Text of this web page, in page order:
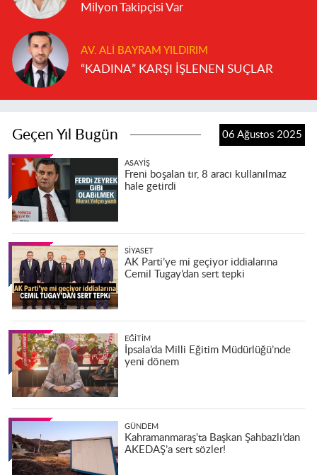
Milyon Takipçisi Var
AV. ALI BAYRAM YILDIRIM
“KADINA” KARŞI İŞLENEN SUÇLAR
Geçen Yıl Bugün 06 Ağustos 2025
ASAYIŞ
Freni boşalan tır, 8 aracı kullanılmaz
hale getirdi
SIYASET
AK Parti’ye mi geçiyor iddialarına
Cemil Tugay’dan sert tepki
EĞITIM
İpsala’da Milli Eğitim Müdürlüğü’nde
yeni dönem
GÜNDEM
Kahramanmaraş'ta Başkan Şahbazlı’dan
AKEDAŞ’a sert sözler!